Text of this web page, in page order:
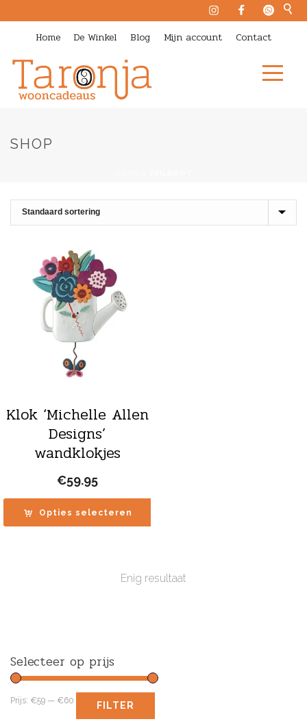
Home De Winkel Blog Mijn account Contact
SHOP
Klok ‘Michelle Allen
Designs’
wandklokjes
€59.95
Opties selecteren
Enig resultaat
Selecteer op prijs
FILTER
Prijs: €59 — €60